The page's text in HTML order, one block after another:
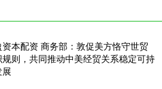
资本配资 商务部：敦促美方恪守世贸
规则，共同推动中美经贸关系稳定可持